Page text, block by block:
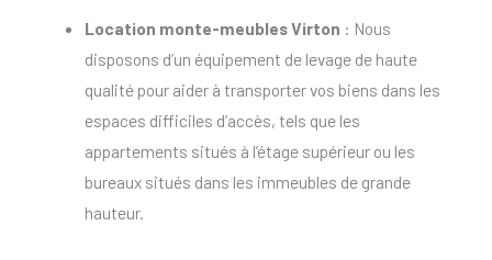
Location monte-meubles Virton : Nous
disposons d’un équipement de levage de haute
qualité pour aider à transporter vos biens dans les
espaces difficiles d’accès, tels que les
appartements situés à l’étage supérieur ou les
bureaux situés dans les immeubles de grande
hauteur.